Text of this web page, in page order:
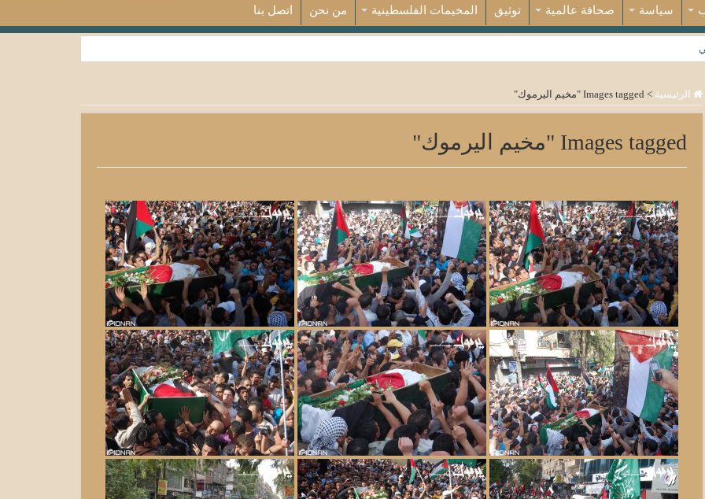
سياسة صحافة عالمية توثيق المخيمات الفلسطينية من نحن اتصل بنا
الرئيسية > Images tagged "مخيم اليرموك"
Images tagged "مخيم اليرموك"